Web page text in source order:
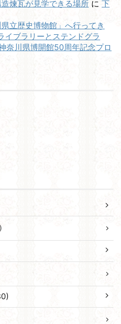
煉瓦が見学できる場所 に 下
立歴史博物館」へ行ってき
イブラリーとステンドグラ
奈川県博開館50周年記念プロ